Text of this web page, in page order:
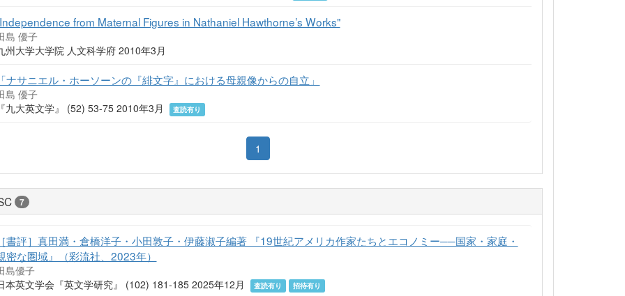
from Maternal Figures in Nathaniel Hawthorne’s Works"
島 優子
州大学大学院 人文科学府 2010年3月
ナサニエル・ホーソーンの『緋文字』における母親像からの自立」
島 優子
九大英文学』 (52) 53-75 2010年3月
査読有り
1
7
書評］真田満・倉橋洋子・小田敦子・伊藤淑子編著 『19世紀アメリカ作家たちとエコノミー──国家・家庭・
密な圏域』（彩流社、2023年）
島優子
本英文学会『英文学研究』 (102) 181-185 2025年12月
査読有り 招待有り